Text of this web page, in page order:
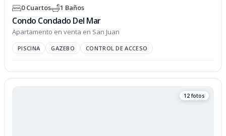
0 Cuartos 1 Baños
Condo Condado Del Mar
Apartamento en venta en San Juan
PISCINA GAZEBO CONTROL DE ACCESO
12 fotos